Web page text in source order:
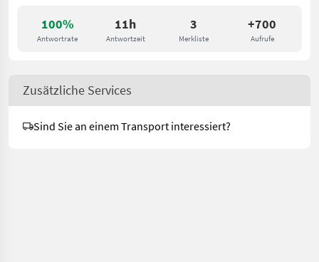
100%
Antwortrate
11h
Antwortzeit
3
Merkliste
+700
Aufrufe
Zusätzliche Services
Sind Sie an einem Transport interessiert?